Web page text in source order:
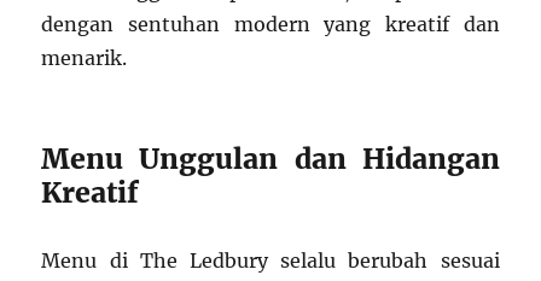
dengan sentuhan modern yang kreatif dan
menarik.
Menu Unggulan dan Hidangan
Kreatif
Menu di The Ledbury selalu berubah sesuai